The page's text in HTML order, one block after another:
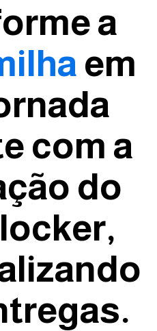
a
em
com a
do